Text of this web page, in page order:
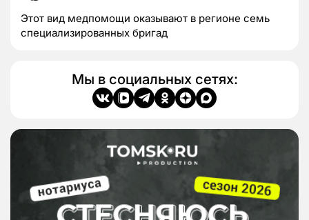
Этот вид медпомощи оказывают в регионе семь
специализированных бригад
Мы в социальных сетях: